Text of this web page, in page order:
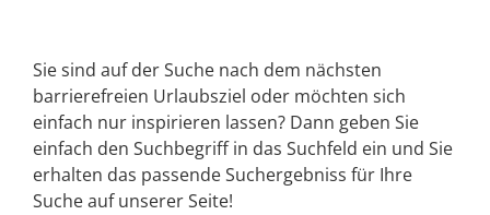
Sie sind auf der Suche nach dem nächsten
barrierefreien Urlaubsziel oder möchten sich
einfach nur inspirieren lassen? Dann geben Sie
einfach den Suchbegriff in das Suchfeld ein und Sie
erhalten das passende Suchergebniss für Ihre
Suche auf unserer Seite!